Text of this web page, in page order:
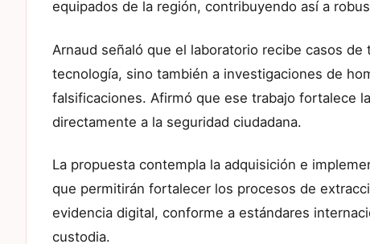
equipados de la región, contribuyendo así a
Arnaud señaló que el laboratorio recibe casos
tecnología, sino también a investigaciones de
falsificaciones. Afirmó que ese trabajo fortalece
directamente a la seguridad ciudadana.
La propuesta contempla la adquisición e
que permitirán fortalecer los procesos de
evidencia digital, conforme a estándares
custodia.